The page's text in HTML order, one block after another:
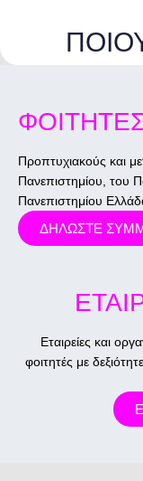
Προπτυχιακούς και
Πανεπιστημίου, του
Πανεπιστημίου
ΔΗΛΩΣΤΕ
Εταιρείες και
φοιτητές με